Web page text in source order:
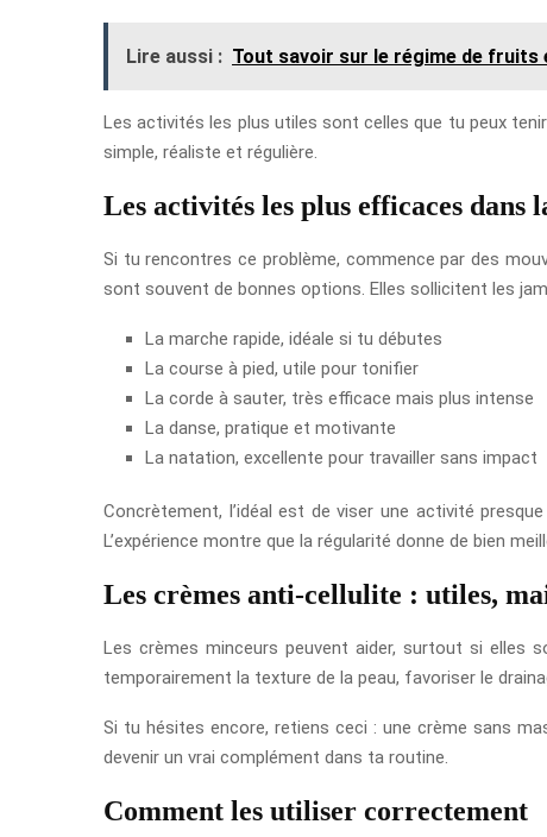
Lire aussi : Tout savoir sur le régime de fruits
Les activités les plus utiles sont celles que tu peux
simple, réaliste et régulière.
Les activités les plus efficaces dans
Si tu rencontres ce problème, commence par des
sont souvent de bonnes options. Elles sollicitent les
La marche rapide, idéale si tu débutes
La course à pied, utile pour tonifier
La corde à sauter, très efficace mais plus intense
La danse, pratique et motivante
La natation, excellente pour travailler sans impact
Concrètement, l’idéal est de viser une activité
L’expérience montre que la régularité donne de bien
Les crèmes anti-cellulite : utiles,
Les crèmes minceurs peuvent aider, surtout si elles
temporairement la texture de la peau, favoriser le
Si tu hésites encore, retiens ceci : une crème sans
devenir un vrai complément dans ta routine.
Comment les utiliser correctement